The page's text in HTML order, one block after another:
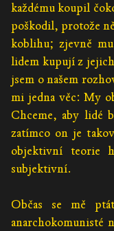
každému koupil
poškodil, protože
koblihu; zjevně
lidem kupují z
jsem o našem
mi jedna věc: My
Chceme, aby lidé
zatímco on je
objektivní teorie
subjektivní.
Občas se mě
anarchokomunisté